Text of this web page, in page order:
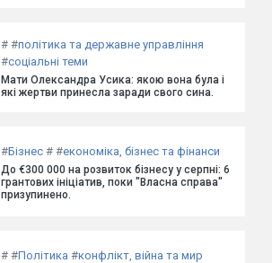
# #політика та державне управління
#соціальні теми
Мати Олександра Усика: якою вона була і
які жертви принесла заради свого сина.
#Бізнес # #економіка, бізнес та фінанси
До €300 000 на розвиток бізнесу у серпні: 6
грантових ініціатив, поки "Власна справа"
призупинено.
# #Політика #конфлікт, війна та мир